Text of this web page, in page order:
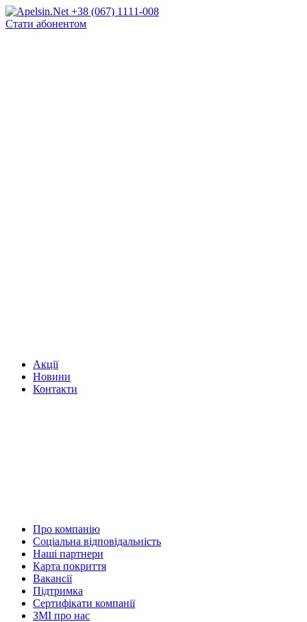
+38 (067) 1111-008
Стати абонентом
Акції
Новини
Контакти
Про компанію
Соціальна відповідальність
Наші партнери
Карта покриття
Вакансії
Підтримка
Сертифікати компанії
ЗМІ про нас